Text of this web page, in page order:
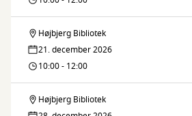
Digital
Café
Højbjerg Bibliotek
21. december 2026
10:00 - 12:00
Digital
Højbjerg Bibliotek